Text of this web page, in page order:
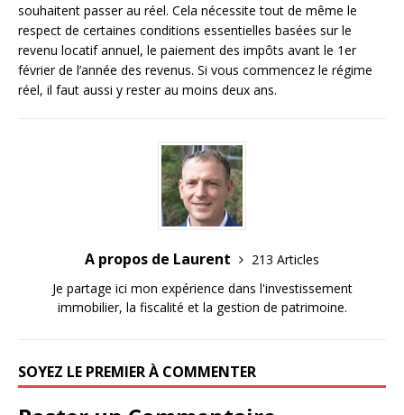
souhaitent passer au réel. Cela nécessite tout de même le
respect de certaines conditions essentielles basées sur le
revenu locatif annuel, le paiement des impôts avant le 1er
février de l’année des revenus. Si vous commencez le régime
réel, il faut aussi y rester au moins deux ans.
A propos de Laurent
213 Articles
Je partage ici mon expérience dans l'investissement
immobilier, la fiscalité et la gestion de patrimoine.
SOYEZ LE PREMIER À COMMENTER